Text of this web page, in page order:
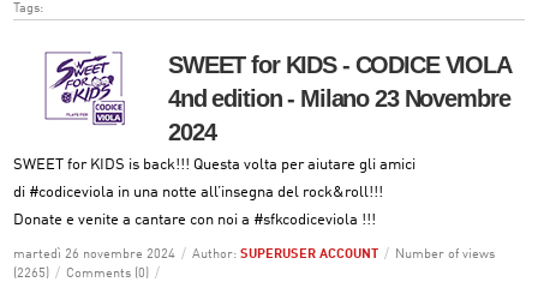
Tags:
SWEET for KIDS - CODICE VIOLA
4nd edition - Milano 23 Novembre
2024
SWEET for KIDS is back!!! Questa volta per aiutare gli amici
di #codiceviola in una notte all’insegna del rock&roll!!!
Donate e venite a cantare con noi a #sfkcodiceviola !!!
martedì 26 novembre 2024 / Author: SUPERUSER ACCOUNT /
Number of views
(2265)
/ Comments (0) /